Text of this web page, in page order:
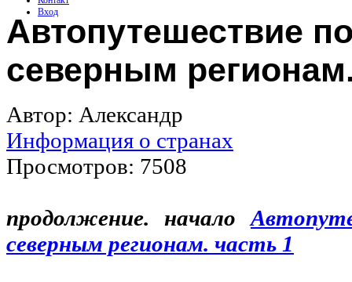
Вход
Автопутешествие
северным
Автор: Александр
Информация о странах
Просмотров: 7508
продолжение. начало
северным регионам. часть 1